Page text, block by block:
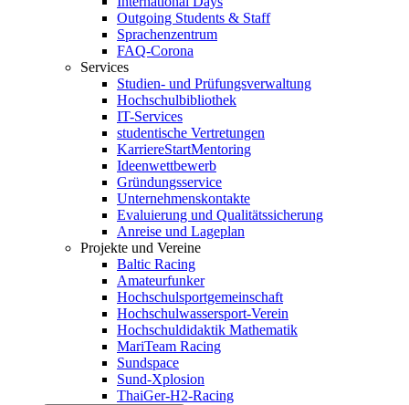
Outgoing Students & Staff
Sprachenzentrum
FAQ-Corona
Services
Studien- und Prüfungsverwaltung
Hochschulbibliothek
IT-Services
studentische Vertretungen
KarriereStartMentoring
Ideenwettbewerb
Gründungsservice
Unternehmenskontakte
Evaluierung und Qualitätssicherung
Anreise und Lageplan
Projekte und Vereine
Baltic Racing
Amateurfunker
Hochschulsportgemeinschaft
Hochschulwassersport-Verein
Hochschuldidaktik Mathematik
MariTeam Racing
Sundspace
Sund-Xplosion
ThaiGer-H2-Racing